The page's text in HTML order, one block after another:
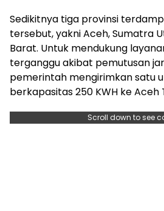
Sedikitnya tiga provinsi
tersebut, yakni Aceh, Sumatra
Barat. Untuk mendukung
terganggu akibat pemutusan
pemerintah mengirimkan satu
berkapasitas 250 KWH ke Aceh
Scroll down to see